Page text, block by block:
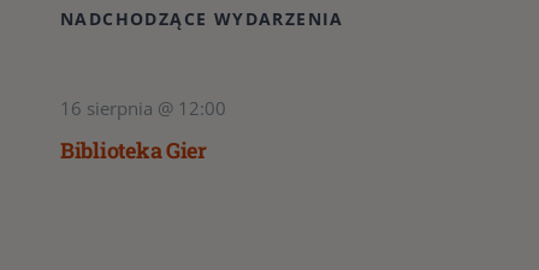
NADCHODZĄCE WYDARZENIA
16 sierpnia @ 12:00
Biblioteka Gier